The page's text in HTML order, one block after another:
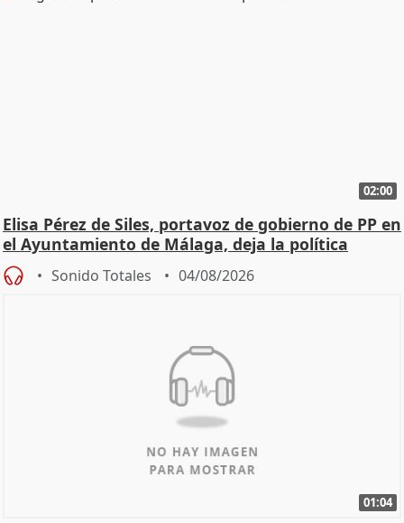
02:00
Elisa Pérez de Siles, portavoz de gobierno de PP en
el Ayuntamiento de Málaga, deja la política
Sonido Totales 04/08/2026
01:04